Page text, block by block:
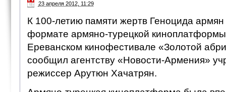
23 апреля 2012, 11:29
К 100-летию памяти жертв Геноцида
формате армяно-турецкой
Ереванском кинофестивале «Золотой
сообщил агентству «Новости-Армения»
режиссер Арутюн Хачатрян.